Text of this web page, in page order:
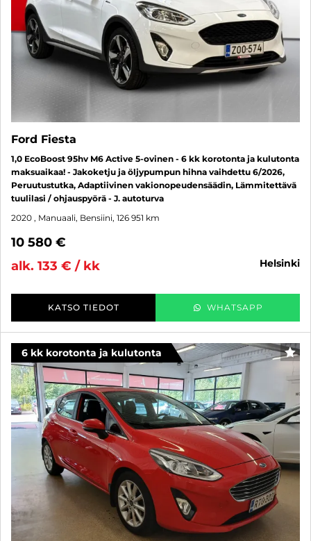
Ford Fiesta
1,0 EcoBoost 95hv M6 Active 5-ovinen - 6 kk korotonta ja kulutonta
maksuaikaa! - Jakoketju ja öljypumpun hihna vaihdettu 6/2026,
Peruutustutka, Adaptiivinen vakionopeudensäädin, Lämmitettävä
tuulilasi / ohjauspyörä - J. autoturva
2020 , Manuaali, Bensiini, 126 951 km
10 580 €
alk. 133 € / kk
helsinki
KATSO TIEDOT WHATSAPP
6 kk korotonta ja kulutonta